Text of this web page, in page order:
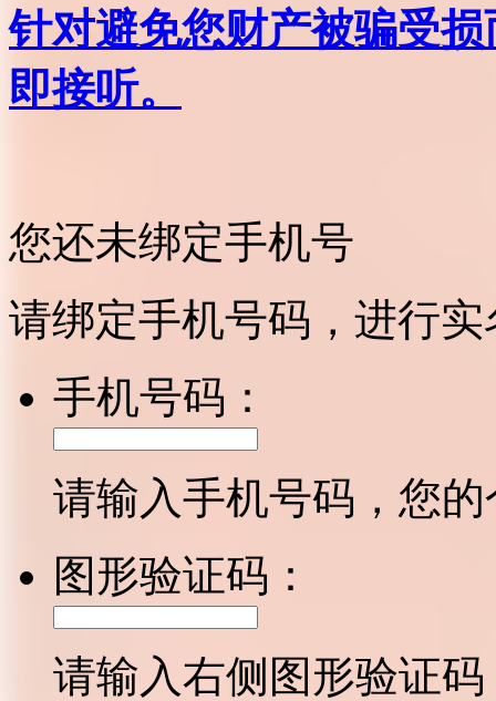
针对避免您财产被骗受
即接听。
您还未绑定手机号
请绑定手机号码，进行
手机号码：
请输入手机号码，您
图形验证码：
请输入右侧图形验证码